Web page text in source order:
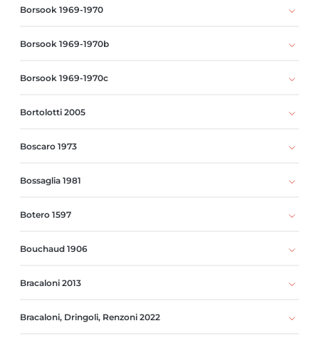
Borsook 1969-1970
Borsook 1969-1970b
Borsook 1969-1970c
Bortolotti 2005
Boscaro 1973
Bossaglia 1981
Botero 1597
Bouchaud 1906
Bracaloni 2013
Bracaloni, Dringoli, Renzoni 2022